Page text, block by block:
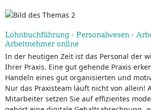
Lohnbuchführung - Personalwesen -
Arbeitnehmer online
In der heutigen Zeit ist das Personal der
Ihrer Praxis. Eine gut gehende Praxis
Handeln eines gut organisierten und
Nur das Praxisteam läuft nicht von allein!
Mitarbeiter setzen Sie auf effizientes